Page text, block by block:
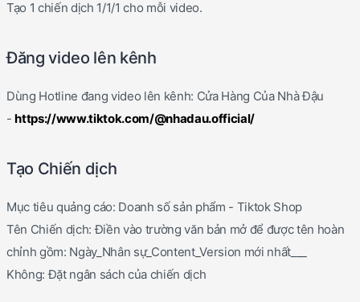
Tạo 1 chiến dịch 1/1/1 cho mỗi video.
Đăng video lên kênh
Dùng Hotline đang video lên kênh: Cửa Hàng Của Nhà Đậu
-https://www.tiktok.com/@nhadau.official/
Tạo Chiến dịch
Mục tiêu quảng cáo: Doanh số sản phẩm - Tiktok Shop
Tên Chiến dịch: Điền vào trường văn bản mở để được tên hoàn
chỉnh gồm: Ngày_Nhân sự_Content_Version mới nhất___
Không: Đặt ngân sách của chiến dịch